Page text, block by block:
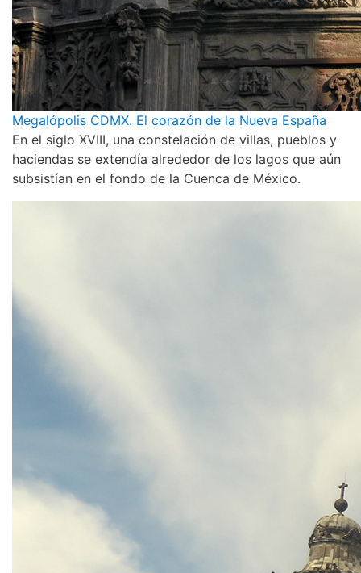
Megalópolis CDMX. El corazón de la Nueva España
En el siglo XVIII, una constelación de villas, pueblos y
haciendas se extendía alrededor de los lagos que aún
subsistían en el fondo de la Cuenca de México.